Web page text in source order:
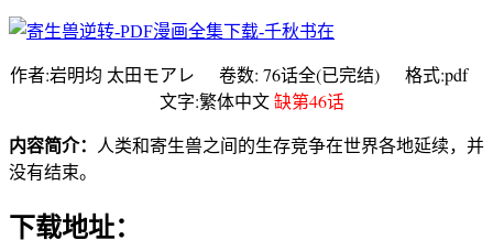
作者:岩明均 太田モアレ 卷数: 76话全(已完结) 格式:pdf
文字:繁体中文缺第46话
内容简介： 人类和寄生兽之间的生存竞争在世界各地延续，并
没有结束。
下载地址：